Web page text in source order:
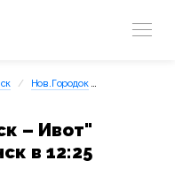
Нов.Городок
– Ивот"
в 12:25